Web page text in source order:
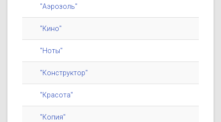
"Аэрозоль"
"Кино"
"Ноты"
"Конструктор"
"Красота"
"Копия"